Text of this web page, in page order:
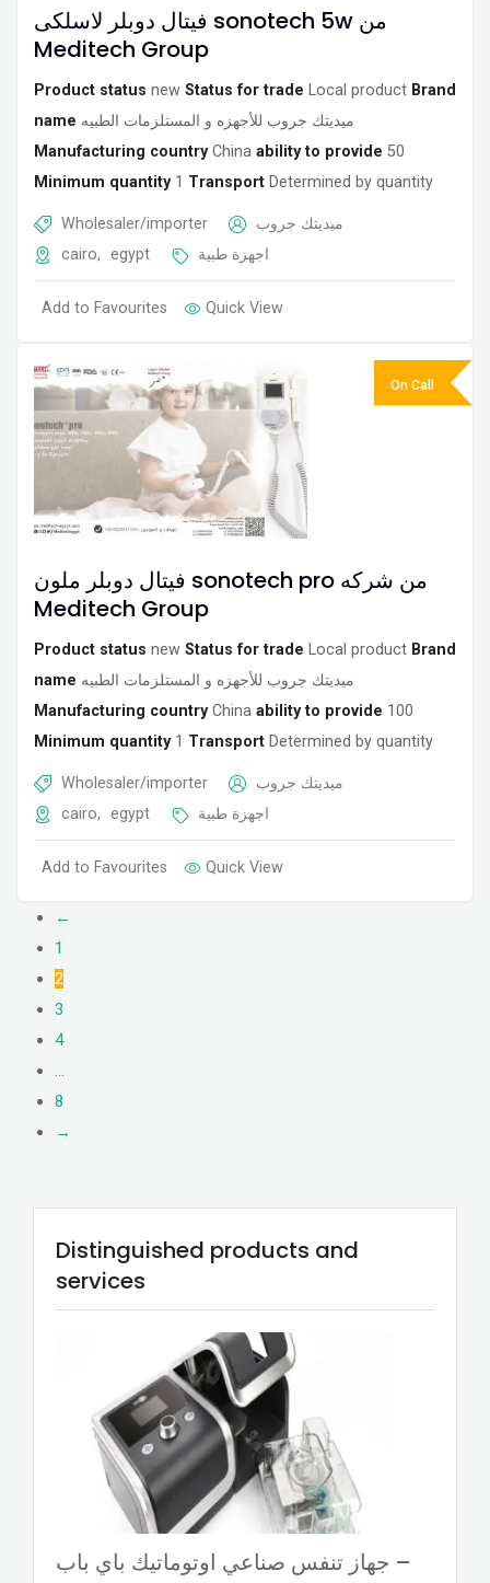
فيتال دوبلر لاسلكى sonotech 5w من
Meditech Group
Product status new Status for trade Local product Brand
name ميديتك جروب للأجهزه و المستلزمات الطبيه
Manufacturing country China ability to provide 50
Minimum quantity 1 Transport Determined by quantity
Wholesaler/importer
ميديتك جروب
cairo, egypt اجهزة طبية
Add to Favourites Quick View
فيتال دوبلر ملون sonotech pro من شركه
Meditech Group
Product status new Status for trade Local product Brand
name ميديتك جروب للأجهزه و المستلزمات الطبيه
Manufacturing country China ability to provide 100
Minimum quantity 1 Transport Determined by quantity
Wholesaler/importer
ميديتك جروب
cairo, egypt اجهزة طبية
Add to Favourites Quick View
On Call
←
1
2
3
4
…
8
→
Distinguished products and
services
جهاز تنفس صناعي اوتوماتيك باي باب –